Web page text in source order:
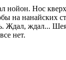
нойон. Нос
на нанайских
Ждал, ждал...
нет.